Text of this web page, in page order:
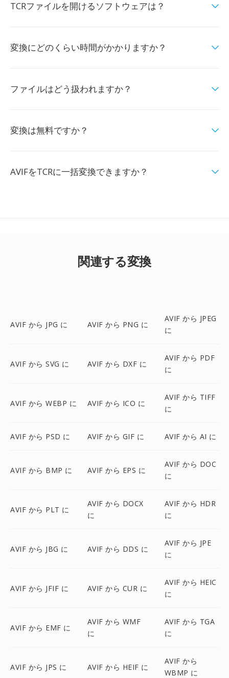
TCRファイルを開けるソフトウェアは？
変換にどのくらい時間がかかりますか？
ファイルはどう扱われますか？
変換は無料ですか？
AVIFをTCRに一括変換できますか？
関連する変換
AVIF から JPG に AVIF から PNG に
AVIF から JPEG
に
AVIF から SVG に AVIF から DXF に
AVIF から PDF
に
AVIF から WEBP に AVIF から ICO に
AVIF から TIFF
に
AVIF から PSD に AVIF から GIF に AVIF から AI に
AVIF から BMP に AVIF から EPS に
AVIF から DOC
に
AVIF から PLT に
AVIF から DOCX
に
AVIF から HDR
に
AVIF から JBG に AVIF から DDS に
AVIF から JPE
に
AVIF から JFIF に AVIF から CUR に
AVIF から HEIC
に
AVIF から EMF に
AVIF から WMF
に
AVIF から TGA
に
AVIF から JPS に AVIF から HEIF に
AVIF から
WBMP に